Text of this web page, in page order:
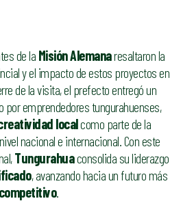
de la Misión Alemanaresaltaron la
y el impacto de estos proyectos en
de la visita, el prefecto entregó un
por emprendedores tungurahuenses,
localcomo parte de la
nacional e internacional. Con este
Tungurahuaconsolida su liderazgo
, avanzando hacia un futuro más
.